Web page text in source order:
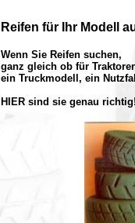
Reifen für Ihr Modell
Wenn Sie Reifen suchen,
ganz gleich ob für
ein Truckmodell, ein
HIER sind sie genau richtig!